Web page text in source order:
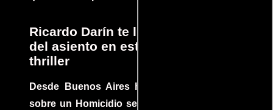
Ricardo Darín te llevará al borde
del asiento en este increíble
thriller
Desde Buenos Aires hasta el mundo, Tesis
sobre un Homicidio se ha convertido en uno